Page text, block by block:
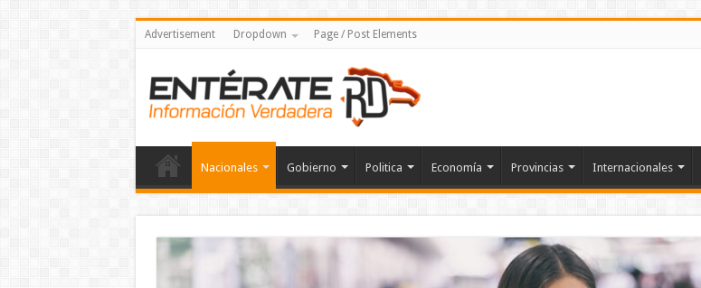
Advertisement Dropdown Page / Post Elements
Nacionales Gobierno Politica Economía Provincias Internacionales